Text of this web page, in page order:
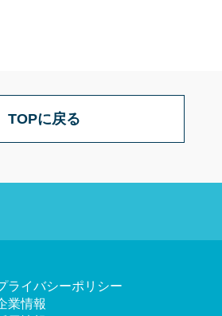
TOPに戻る
ライバシーポリシー
業情報